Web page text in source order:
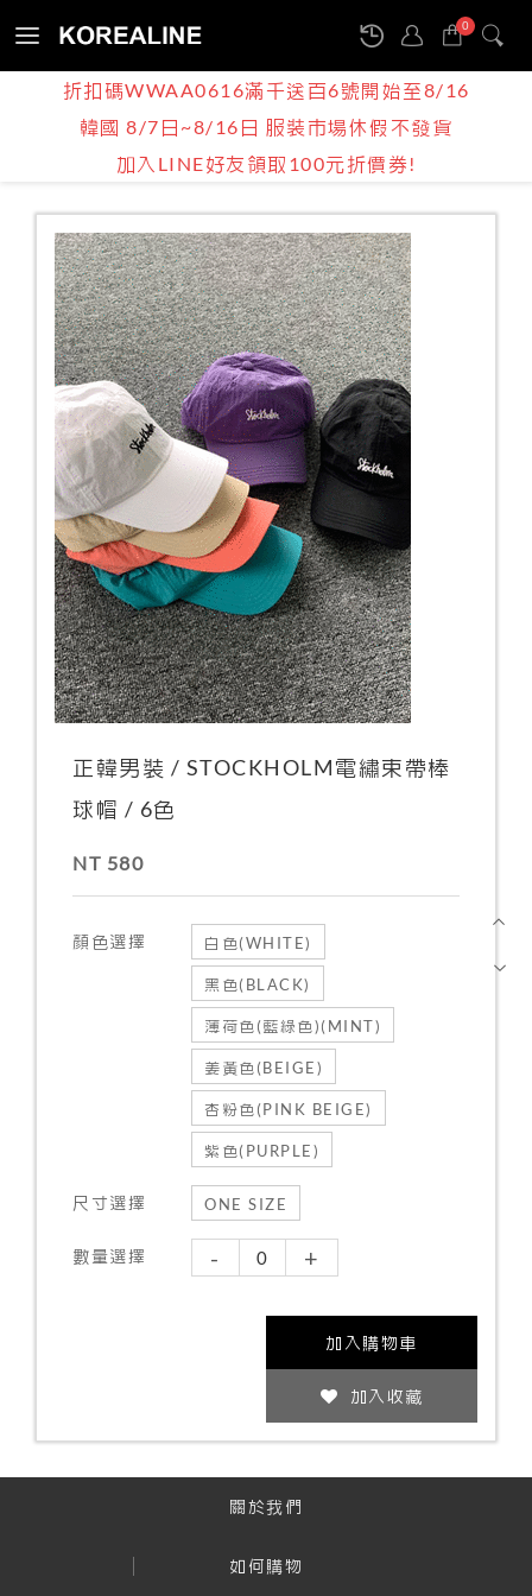
0
折扣碼WWAA0616滿千送百6號開始至8/16
韓國 8/7日~8/16日 服裝市場休假不發貨
加入LINE好友領取100元折價券!
產品介紹 BOY | MEN
各類配件
正韓男裝 / STOCKHOLM電繡束帶棒球帽 / 6色
正韓男裝 / STOCKHOLM電繡束帶棒
球帽 / 6色
NT 580
顏色選擇 白色(WHITE)
黑色(BLACK)
薄荷色(藍綠色)(MINT)
姜黃色(BEIGE)
杏粉色(PINK BEIGE)
紫色(PURPLE)
尺寸選擇 ONE SIZE
數量選擇 - +
加入購物車
加入收藏
關於我們
如何購物